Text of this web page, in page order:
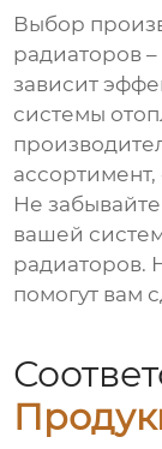
Выбор
радиаторов
зависит
системы
Не
вашей
радиаторов.
помогут вам